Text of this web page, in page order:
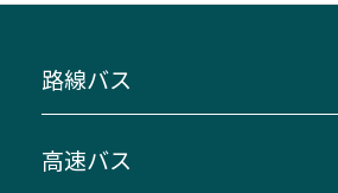
路線バス
主要停留所案内図・時刻表
高速バス